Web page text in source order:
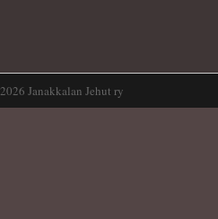
2026 Janakkalan Jehut ry